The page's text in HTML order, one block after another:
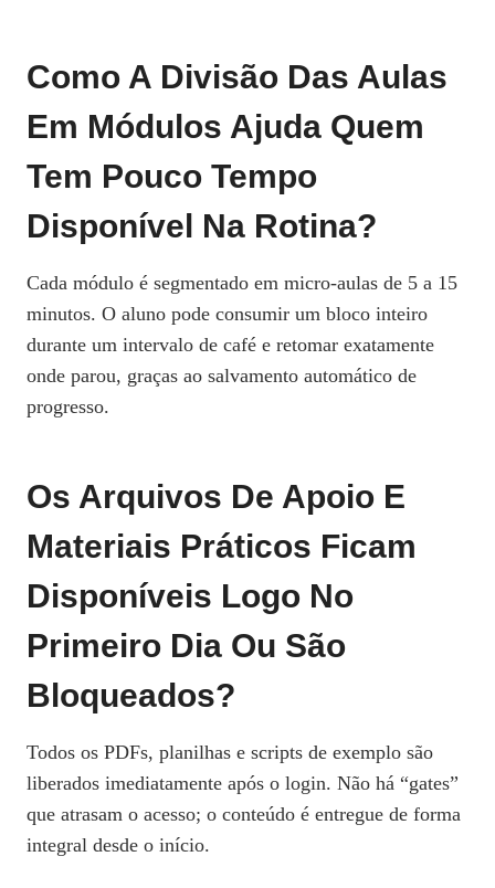
Como A Divisão Das Aulas
Em Módulos Ajuda Quem
Tem Pouco Tempo
Disponível Na Rotina?
Cada módulo é segmentado em micro‑aulas de 5 a 15
minutos. O aluno pode consumir um bloco inteiro
durante um intervalo de café e retomar exatamente
onde parou, graças ao salvamento automático de
progresso.
Os Arquivos De Apoio E
Materiais Práticos Ficam
Disponíveis Logo No
Primeiro Dia Ou São
Bloqueados?
Todos os PDFs, planilhas e scripts de exemplo são
liberados imediatamente após o login. Não há “gates”
que atrasam o acesso; o conteúdo é entregue de forma
integral desde o início.